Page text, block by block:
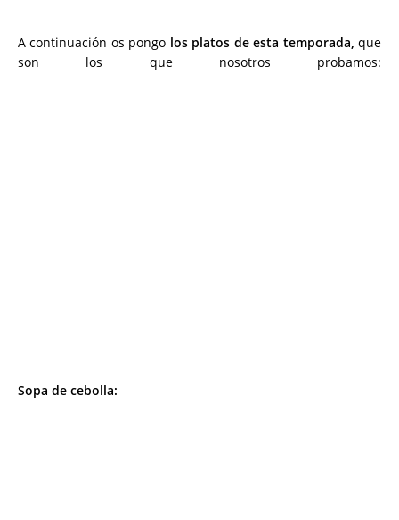
A continuación os pongo los platos de esta temporada,que
son los que nosotros probamos:
Sopa de cebolla: